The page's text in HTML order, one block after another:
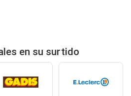
en su surtido